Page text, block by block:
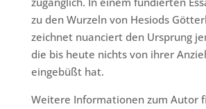
zu den Wurzeln von Hesiods
zeichnet nuanciert den Ursprung
die bis heute nichts von ihrer
eingebüßt hat.
Weitere Informationen zum Autor